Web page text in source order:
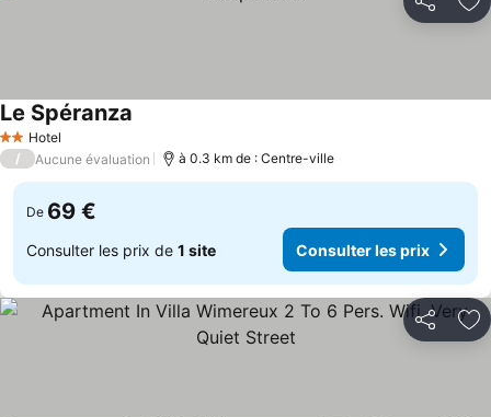
Partager
2 Étoiles
Hotel
Le Spéranza
/ Aucune évaluation à 0.3 km de : Centre-ville
De 69 €
Consulter les prix de 1 site Consulter les prix
Partager